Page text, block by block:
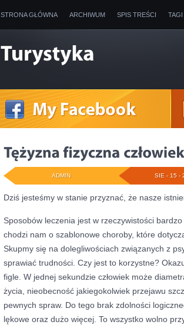
STRONA GŁÓWNA ARCHIWUM SPIS TREŚCI TAGI
SIE - 15 -
ADMIN
Dziś jesteśmy w stanie przyznać, że nasze
Sposobów leczenia jest w rzeczywistości
chodzi nam o szablonowe choroby, które
Skupmy się na dolegliwościach związanych z
sprawiać trudności. Czy jest to korzystne?
figle. W jednej sekundzie człowiek może
życia, nieobecność jakiegokolwiek przejawu
pewnych spraw. Do tego brak zdolności
lękowe oraz dużo więcej. To wszystko wolno